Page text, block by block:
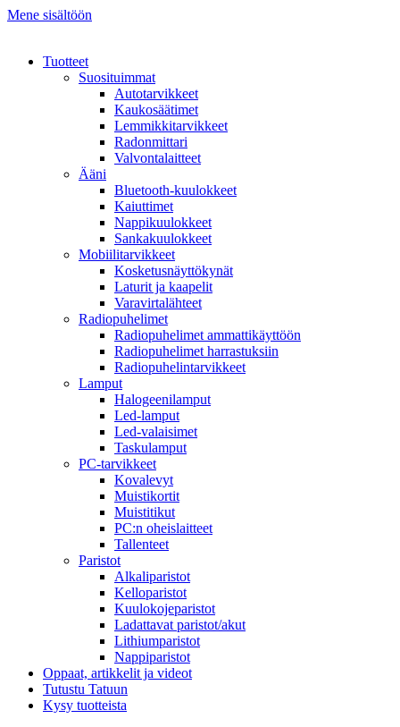
Mene sisältöön
Tuotteet
Suosituimmat
Autotarvikkeet
Kaukosäätimet
Lemmikkitarvikkeet
Radonmittari
Valvontalaitteet
Ääni
Bluetooth-kuulokkeet
Kaiuttimet
Nappikuulokkeet
Sankakuulokkeet
Mobiilitarvikkeet
Kosketusnäyttökynät
Laturit ja kaapelit
Varavirtalähteet
Radiopuhelimet
Radiopuhelimet ammattikäyttöön
Radiopuhelimet harrastuksiin
Radiopuhelintarvikkeet
Lamput
Halogeenilamput
Led-lamput
Led-valaisimet
Taskulamput
PC-tarvikkeet
Kovalevyt
Muistikortit
Muistitikut
PC:n oheislaitteet
Tallenteet
Paristot
Alkaliparistot
Kelloparistot
Kuulokojeparistot
Ladattavat paristot/akut
Lithiumparistot
Nappiparistot
Oppaat, artikkelit ja videot
Tutustu Tatuun
Kysy tuotteista